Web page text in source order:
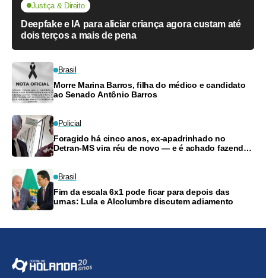
Justiça & Direito
Deepfake e IA para aliciar criança agora custam até
dois terços a mais de pena
Brasil
Morre Marina Barros, filha do médico e candidato
ao Senado Antônio Barros
Policial
Foragido há cinco anos, ex-apadrinhado no
Detran-MS vira réu de novo — e é achado fazendo
Brasil
Fim da escala 6x1 pode ficar para depois das
urnas: Lula e Alcolumbre discutem adiamento